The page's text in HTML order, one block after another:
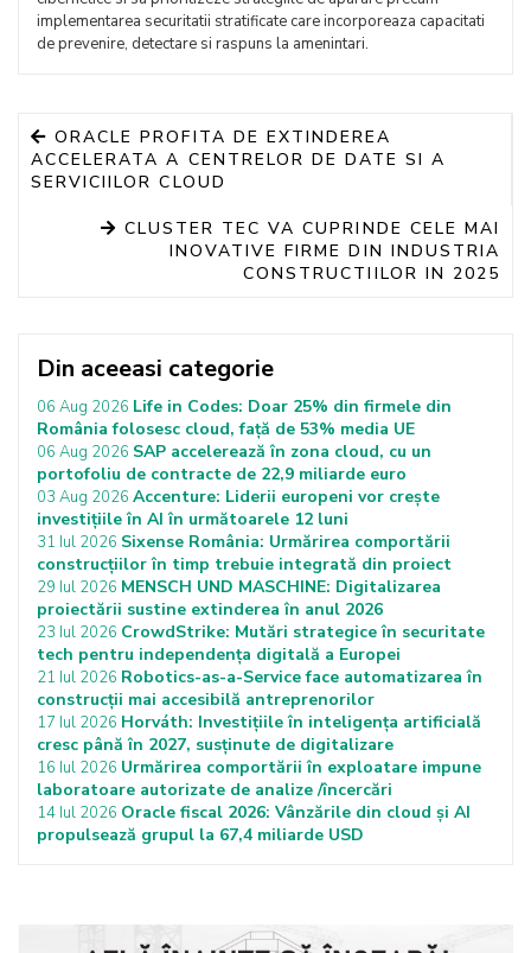
implementarea securitatii stratificate care incorporeaza capacitati
de prevenire, detectare si raspuns la amenintari.
ORACLE PROFITA DE EXTINDEREA
ACCELERATA A CENTRELOR DE DATE SI A
SERVICIILOR CLOUD
CLUSTER TEC VA CUPRINDE CELE MAI
INOVATIVE FIRME DIN INDUSTRIA
CONSTRUCTIILOR IN 2025
Din aceeasi categorie
06 Aug 2026 Life in Codes: Doar 25% din firmele din
România folosesc cloud, față de 53% media UE
06 Aug 2026 SAP accelerează în zona cloud, cu un
portofoliu de contracte de 22,9 miliarde euro
03 Aug 2026 Accenture: Liderii europeni vor crește
investițiile în AI în următoarele 12 luni
31 Iul 2026 Sixense România: Urmărirea comportării
construcțiilor în timp trebuie integrată din proiect
29 Iul 2026 MENSCH UND MASCHINE: Digitalizarea
proiectării sustine extinderea în anul 2026
23 Iul 2026 CrowdStrike: Mutări strategice în securitate
tech pentru independența digitală a Europei
21 Iul 2026 Robotics-as-a-Service face automatizarea în
construcții mai accesibilă antreprenorilor
17 Iul 2026 Horváth: Investițiile în inteligența artificială
cresc până în 2027, susținute de digitalizare
16 Iul 2026 Urmărirea comportării în exploatare impune
laboratoare autorizate de analize /încercări
14 Iul 2026 Oracle fiscal 2026: Vânzările din cloud și AI
propulsează grupul la 67,4 miliarde USD